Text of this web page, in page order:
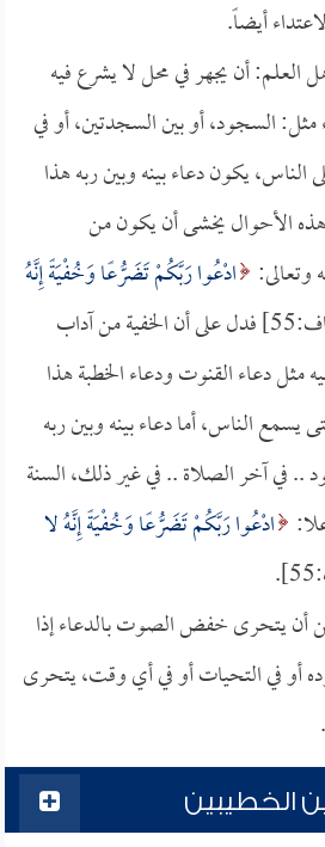
أيضاً.
أن يجهر في محل لا يشرع فيه
مثل: السجود، أو بين السجدتين، أو في
يكون دعاء بينه وبين ربه هذا
الأحوال يخشى أن يكون من
وتعالى: ادْعُوا رَبَّكُمْ تَضَرُّعًا وَخُفْيَةً إِنَّهُ
[الأعراف:55] فدل على أن الخفية من آداب
مثل دعاء القنوت ودعاء الخطبة هذا
الناس، أما دعاء بينه وبين ربه
.. في آخر الصلاة .. في غير ذلك، السنة
ادْعُوا رَبَّكُمْ تَضَرُّعًا وَخُفْيَةً إِنَّهُ لا
أن يتحرى خفض الصوت بالدعاء إذا
أو في التحيات أو في أي وقت، يتحرى
الخطيبين